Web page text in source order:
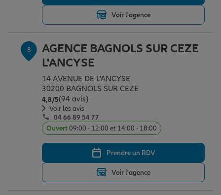
Voir l'agence
8
AGENCE BAGNOLS SUR CEZE
L'ANCYSE
14 AVENUE DE L'ANCYSE
30200 BAGNOLS SUR CEZE
4,8/5Note de 4.8 sur 5
(94 avis)
Voir les avis
04 66 89 54 77
Ouvert09:00 - 12:00 et 14:00 - 18:00
Prendre un RDV
Voir l'agence